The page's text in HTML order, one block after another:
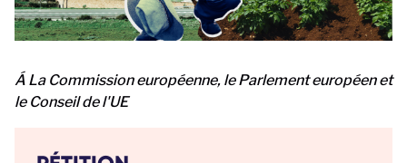
Á La Commission européenne, le Parlement européen et
le Conseil de l'UE